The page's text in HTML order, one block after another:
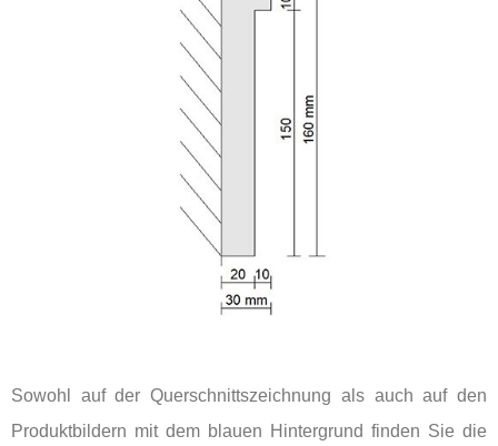
Sowohl auf der Querschnittszeichnung als auch auf den
Produktbildern mit dem blauen Hintergrund finden Sie die